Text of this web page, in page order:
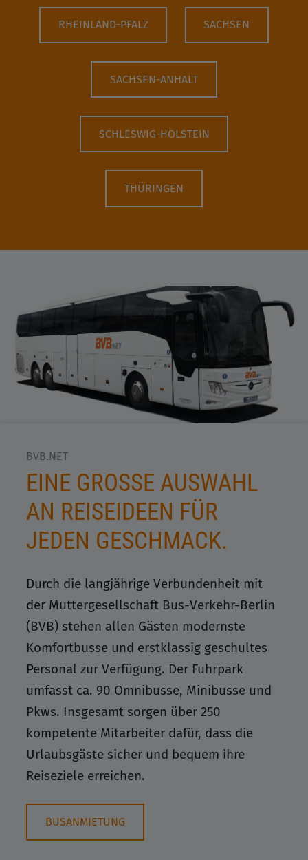
RHEINLAND-PFALZ SACHSEN
SACHSEN-ANHALT
SCHLESWIG-HOLSTEIN
THÜRINGEN
BVB.NET
EINE GROSSE AUSWAHL A
N REISEIDEEN FÜR J
EDEN GESCHMACK.
Durch die langjährige Verbundenheit mit
der Muttergesellschaft Bus-Verkehr-Berlin
(BVB) stehen allen Gästen modernste
Komfortbusse und erstklassig geschultes
Personal zur Verfügung. Der Fuhrpark
umfasst ca. 90 Omnibusse, Minibusse und
Pkws. Insgesamt sorgen über 250
kompetente Mitarbeiter dafür, dass die
Urlaubsgäste sicher und bequem ihre
Reiseziele erreichen.
BUSANMIETUNG